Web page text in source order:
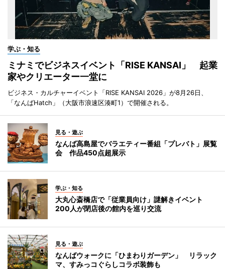
学ぶ・知る
ミナミでビジネスイベント「RISE KANSAI」 起業
家やクリエーター一堂に
ビジネス・カルチャーイベント「RISE KANSAI 2026」が8月26日、
「なんばHatch」（大阪市浪速区湊町1）で開催される。
見る・遊ぶ
なんば高島屋でバラエティー番組「プレバト」展覧
会 作品450点超展示
学ぶ・知る
大丸心斎橋店で「従業員向け」謎解きイベント
200人が閉店後の館内を巡り交流
見る・遊ぶ
なんばウォークに「ひまわりガーデン」 リラック
マ、すみっコぐらしコラボ装飾も